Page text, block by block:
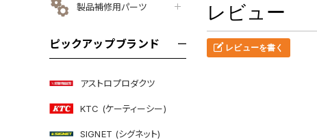
製品補修用パーツ
ピックアップブランド
アストロプロダクツ
KTC (ケーティーシー)
SIGNET (シグネット)
レビュー
レビューを書く